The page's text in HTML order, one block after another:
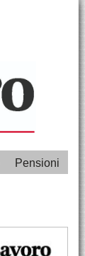
Pensioni